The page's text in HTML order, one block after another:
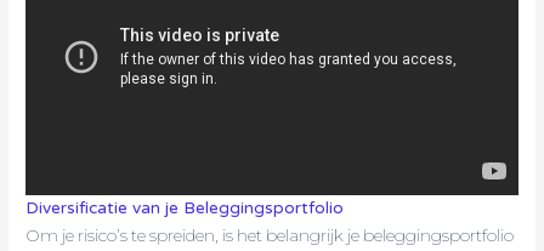
Diversificatie van je Beleggingsportfolio
Om je risico’s te spreiden, is het belangrijk je beleggingsportfolio